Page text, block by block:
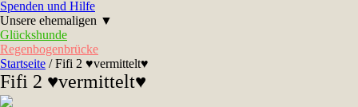
Spenden und Hilfe
Unsere ehemaligen ▼
Glückshunde
Regenbogenbrücke
Startseite /Fifi 2 ♥vermittelt♥
Fifi 2 ♥vermittelt♥